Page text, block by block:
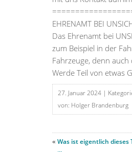
EHRENAMT BEI
Das Ehrenamt bei
zum Beispiel in der
Fahrzeuge, denn
Werde Teil von etwas
27. Januar 2024 |
von: Holger Brandenburg
« Was ist eigentlich